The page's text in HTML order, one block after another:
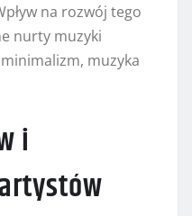
na rozwój tego
nurty muzyki
muzyka
i